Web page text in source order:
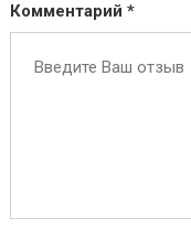
Комментарий *